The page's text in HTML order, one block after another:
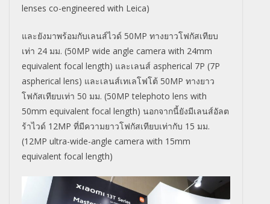
lenses co-engineered with Leica)
และยังมาพร้อมกับเลนส์ไวด์ 50MP ทางยาวโฟกัสเทียบ
เท่า 24 มม. (50MP wide angle camera with 24mm
equivalent focal length) และเลนส์ aspherical 7P (7P
aspherical lens) และเลนส์เทเลโฟโต้ 50MP ทางยาว
โฟกัสเทียบเท่า 50 มม. (50MP telephoto lens with
50mm equivalent focal length) นอกจากนี้ยังมีเลนส์อัลต
ร้าไวด์ 12MP ที่มีความยาวโฟกัสเทียบเท่ากับ 15 มม.
(12MP ultra-wide-angle camera with 15mm
equivalent focal length)